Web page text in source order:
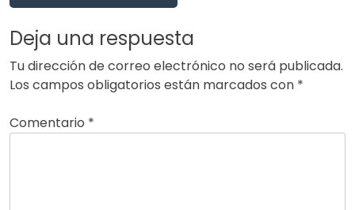
Deja una respuesta
Tu dirección de correo electrónico no será publicada.
Los campos obligatorios están marcados con *
Comentario *